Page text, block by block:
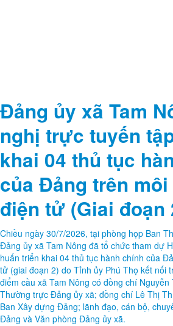
Đảng ủy xã Tam
nghị trực tuyến
khai 04 thủ tục
của Đảng trên
điện tử (Giai đoạn
Chiều ngày 30/7/2026, tại phòng họp Ban
Đảng ủy xã Tam Nông đã tổ chức tham dự
huấn triển khai 04 thủ tục hành chính của
tử (giai đoạn 2) do Tỉnh ủy Phú Thọ kết nối
điểm cầu xã Tam Nông có đồng chí
Thường trực Đảng ủy xã; đồng chí Lê Thị
Ban Xây dựng Đảng; lãnh đạo, cán bộ,
Đảng và Văn phòng Đảng ủy xã.